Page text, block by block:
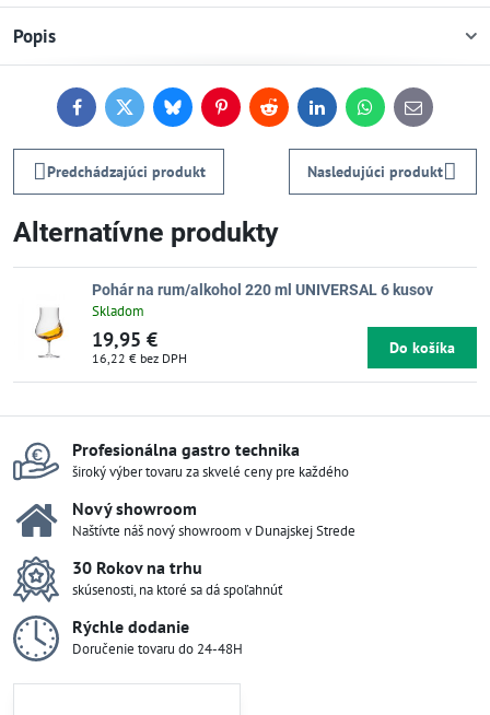
Popis
FacebookTwitterBlueskyPinterestReddit LinkedInWhatsApp
E-
mail
Predchádzajúci produkt Nasledujúci produkt
Alternatívne produkty
Pohár na rum/alkohol 220 ml UNIVERSAL 6 kusov
Skladom
19,95 €
16,22 € bez DPH
Do košíka
Profesionálna gastro technika
široký výber tovaru za skvelé ceny pre každého
Nový showroom
Naštívte náš nový showroom v Dunajskej Strede
30 Rokov na trhu
skúsenosti, na ktoré sa dá spoľahnúť
Rýchle dodanie
Doručenie tovaru do 24-48H